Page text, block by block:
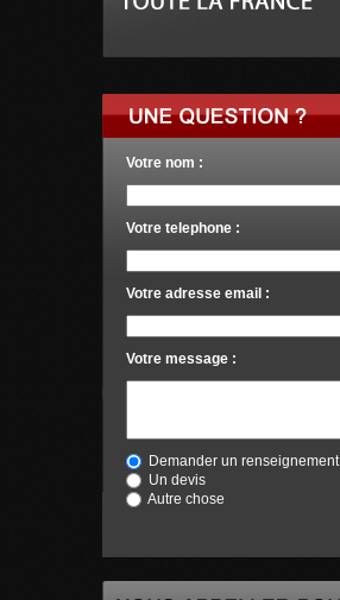
Votre nom :
Votre telephone :
Votre adresse email :
Votre message :
Demander un renseignement
Un devis
Autre chose